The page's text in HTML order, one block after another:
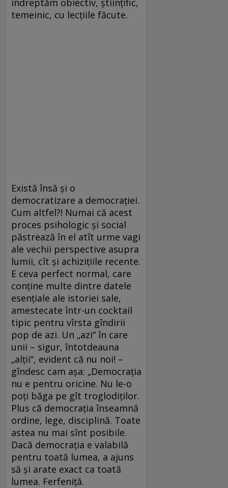
îndreptăm obiectiv, științific,
temeinic, cu lecțiile făcute.
Există însă și o
democratizare a democrației.
Cum altfel?! Numai că acest
proces psihologic și social
păstrează în el atît urme vagi
ale vechii perspective asupra
lumii, cît și achizițiile recente.
E ceva perfect normal, care
conține multe dintre datele
esențiale ale istoriei sale,
amestecate într-un cocktail
tipic pentru vîrsta gîndirii
pop de azi. Un „azi“ în care
unii – sigur, întotdeauna
„alții“, evident că nu noi! –
gîndesc cam așa: „Democrația
nu e pentru oricine. Nu le-o
poți băga pe gît troglodiților.
Plus că democrația înseamnă
ordine, lege, disciplină. Toate
astea nu mai sînt posibile.
Dacă democrația e valabilă
pentru toată lumea, a ajuns
să și arate exact ca toată
lumea. Ferfeniță.